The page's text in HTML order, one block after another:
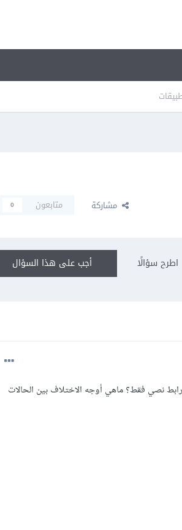
مشاركة متابعون 0
أجب على هذا السؤال اطرح سؤالًا
نصي فقط؟ ماهي أوجه الاختلاف بين الحالات